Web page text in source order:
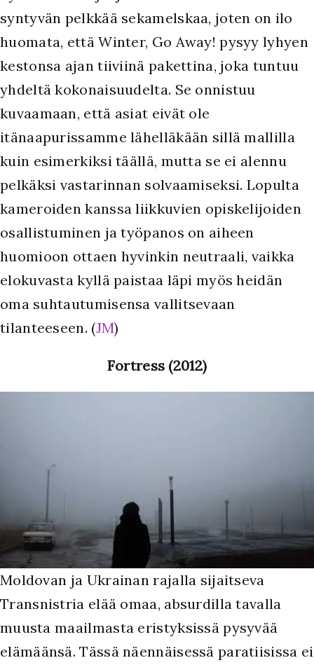
syntyvän pelkkää sekamelskaa, joten on ilo
huomata, että Winter, Go Away! pysyy lyhyen
kestonsa ajan tiiviinä pakettina, joka tuntuu
yhdeltä kokonaisuudelta. Se onnistuu
kuvaamaan, että asiat eivät ole
itänaapurissamme lähelläkään sillä mallilla
kuin esimerkiksi täällä, mutta se ei alennu
pelkäksi vastarinnan solvaamiseksi. Lopulta
kameroiden kanssa liikkuvien opiskelijoiden
osallistuminen ja työpanos on aiheen
huomioon ottaen hyvinkin neutraali, vaikka
elokuvasta kyllä paistaa läpi myös heidän
oma suhtautumisensa vallitsevaan
tilanteeseen. (JM)
Fortress (2012)
Moldovan ja Ukrainan rajalla sijaitseva
Transnistria elää omaa, absurdilla tavalla
muusta maailmasta eristyksissä pysyvää
elämäänsä. Tässä näennäisessä paratiisissa ei